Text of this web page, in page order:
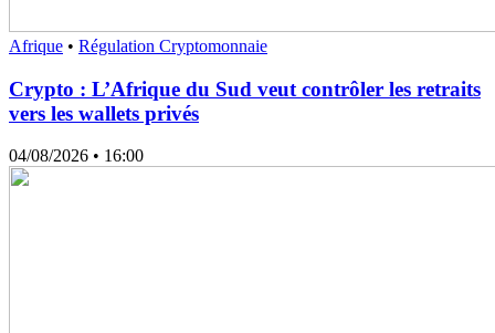
Afrique • Régulation Cryptomonnaie
Crypto : L’Afrique du Sud veut contrôler les retraits
vers les wallets privés
04/08/2026 • 16:00